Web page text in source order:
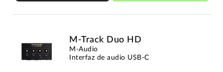
M-Track Duo HD
M-Audio
Interfaz de audio USB-C